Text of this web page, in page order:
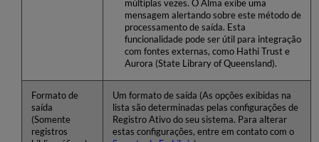
múltiplas vezes. O Alma exibe uma
mensagem alertando sobre este método de
processamento de saída. Esta
funcionalidade pode ser útil para integração
com fontes externas, como Hathi Trust e
Aurora (State Library of Queensland).
Formato de
saída
(Somente
registros
Um formato de saída (As opções exibidas na
lista são determinadas pelas configurações de
Registro Ativo do seu sistema. Para alterar
estas configurações, entre em contato com o